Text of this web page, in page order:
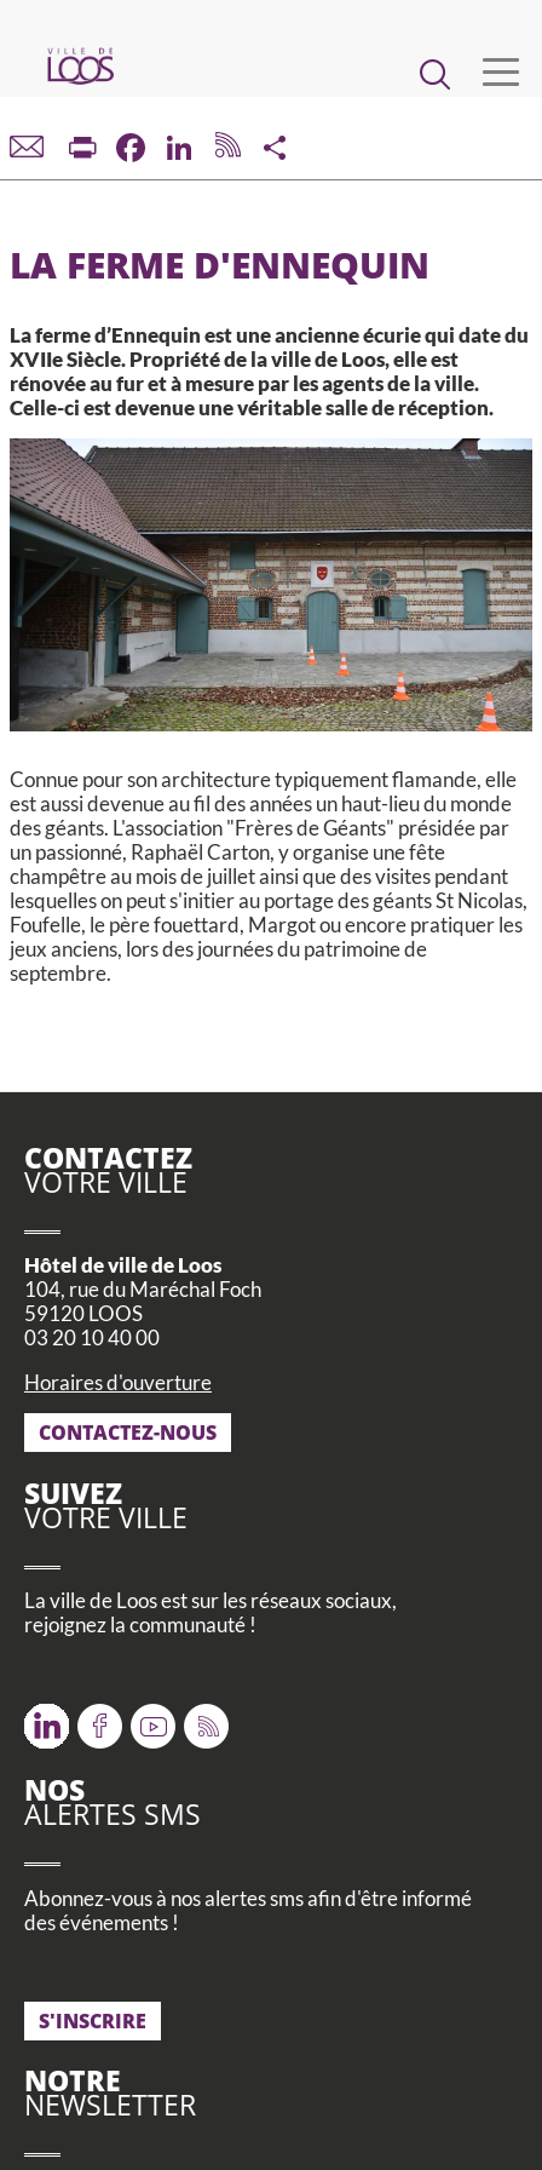
contenu
principal
Main
navigation
VIE MUNICIPALE
CADRE DE VIE ET URBANISME
ECONOMIE ET EMPLOI
ENFANCE, JEUNESSE, ÉDUCATION, RESTAURATION
CULTURE, SPORT, ASSOCIATIONS
CCAS, SOLIDARITÉ ET SANTÉ
POLICE MUNICIPALE
Print FacebookLinkedIn
LA FERME D'ENNEQUIN
La ferme d’Ennequin est une ancienne écurie qui date du
XVIIe Siècle. Propriété de la ville de Loos, elle est
rénovée au fur et à mesure par les agents de la ville.
Celle-ci est devenue une véritable salle de réception.
Connue pour son architecture typiquement flamande, elle
est aussi devenue au fil des années un haut-lieu du monde
des géants. L'association "Frères de Géants" présidée par
un passionné, Raphaël Carton, y organise une fête
champêtre au mois de juillet ainsi que des visites pendant
lesquelles on peut s'initier au portage des géants St Nicolas,
Foufelle, le père fouettard, Margot ou encore pratiquer les
jeux anciens, lors des journées du patrimoine de
septembre.
CONTACTEZ
VOTRE VILLE
Hôtel de ville de Loos
104, rue du Maréchal Foch
59120 LOOS
03 20 10 40 00
Horaires d'ouverture
CONTACTEZ-NOUS
SUIVEZ
VOTRE VILLE
La ville de Loos est sur les réseaux sociaux,
rejoignez la communauté !
TwitterFacebookYoutube
RSS
NOS
ALERTES SMS
Abonnez-vous à nos alertes sms afin d'être informé
des événements !
S'INSCRIRE
NOTRE
NEWSLETTER